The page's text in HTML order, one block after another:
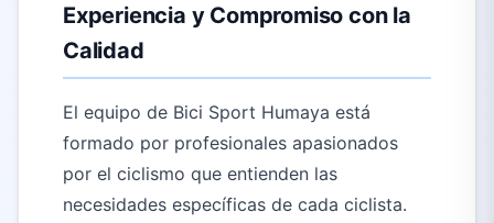
Experiencia y Compromiso con la
Calidad
El equipo de Bici Sport Humaya está
formado por profesionales apasionados
por el ciclismo que entienden las
necesidades específicas de cada ciclista.